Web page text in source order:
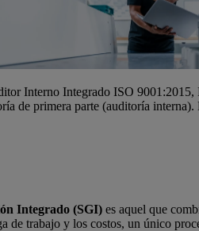
Interno Integrado ISO 9001:2015,
de primera parte (auditoría
Integrado (SGI) es aquel que
de trabajo y los costos, un único